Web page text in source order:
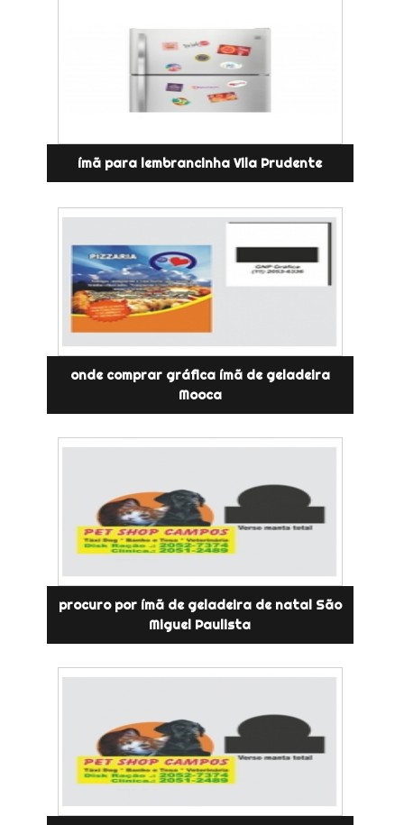
ímã para lembrancinha Vila Prudente
onde comprar gráfica ímã de geladeira
Mooca
procuro por ímã de geladeira de natal São
Miguel Paulista